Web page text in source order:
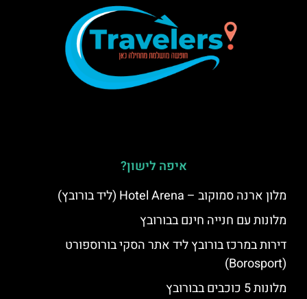
איפה לישון?
מלון ארנה סמוקוב – Hotel Arena (ליד בורובץ)
מלונות עם חנייה חינם בבורובץ
דירות במרכז בורובץ ליד אתר הסקי בורוספורט
(Borosport)
מלונות 5 כוכבים בבורובץ